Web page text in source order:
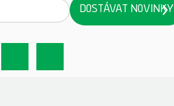
DOSTÁVAT NOVINKY